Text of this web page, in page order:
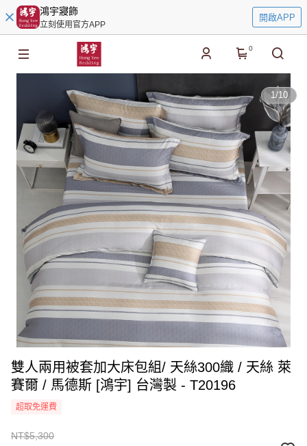
鴻宇寢飾
立刻使用官方APP
開啟APP
0
1/10
雙人兩用被套加大床包組/ 天絲300織 / 天絲 萊
賽爾 / 馬德斯 [鴻宇] 台灣製 - T20196
超取免運費
NT$5,300